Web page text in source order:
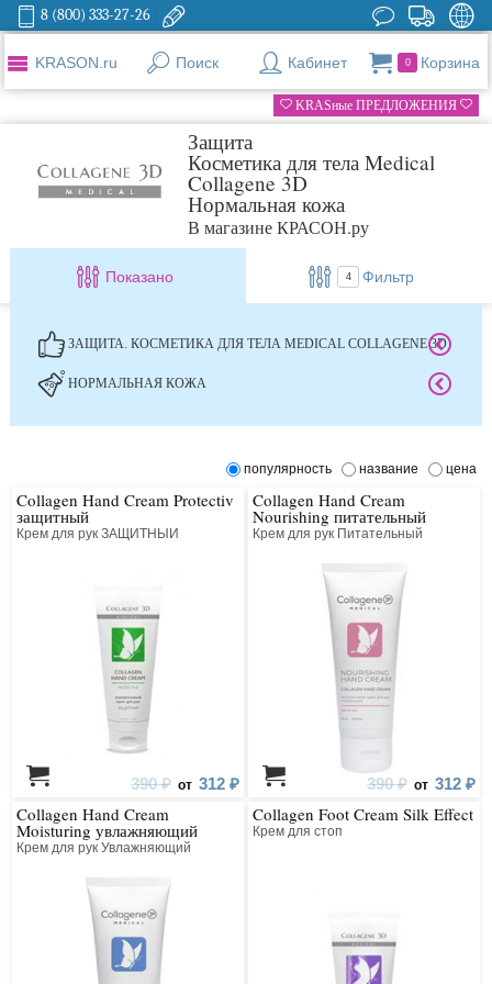
8 (800) 333-27-26
KRASON.ru Поиск Кабинет 0 Корзина
KRASные ПРЕДЛОЖЕНИЯ
Защита
Косметика для тела Medical
Collagene 3D
Нормальная кожа
В магазине КРАСОН.ру
Показано 4 Фильтр
ЗАЩИТА. КОСМЕТИКА ДЛЯ ТЕЛА MEDICAL COLLAGENE 3D
НОРМАЛЬНАЯ КОЖА
популярность название цена
Collagen Hand Cream Protectiv
защитный
Крем для рук ЗАЩИТНЫЙ
390 ₽ от 312 ₽
Collagen Hand Cream
Nourishing питательный
Крем для рук Питательный
390 ₽ от 312 ₽
Collagen Hand Cream
Moisturing увлажняющий
Крем для рук Увлажняющий
Collagen Foot Cream Silk Effect
Крем для стоп